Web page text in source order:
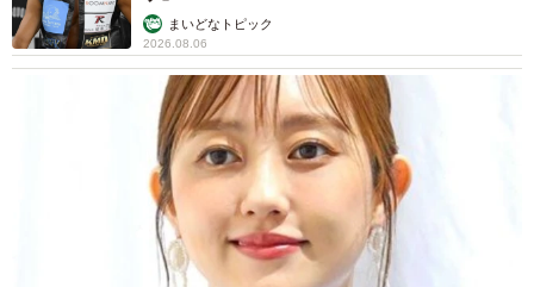
まいどなトピック
2026.08.06